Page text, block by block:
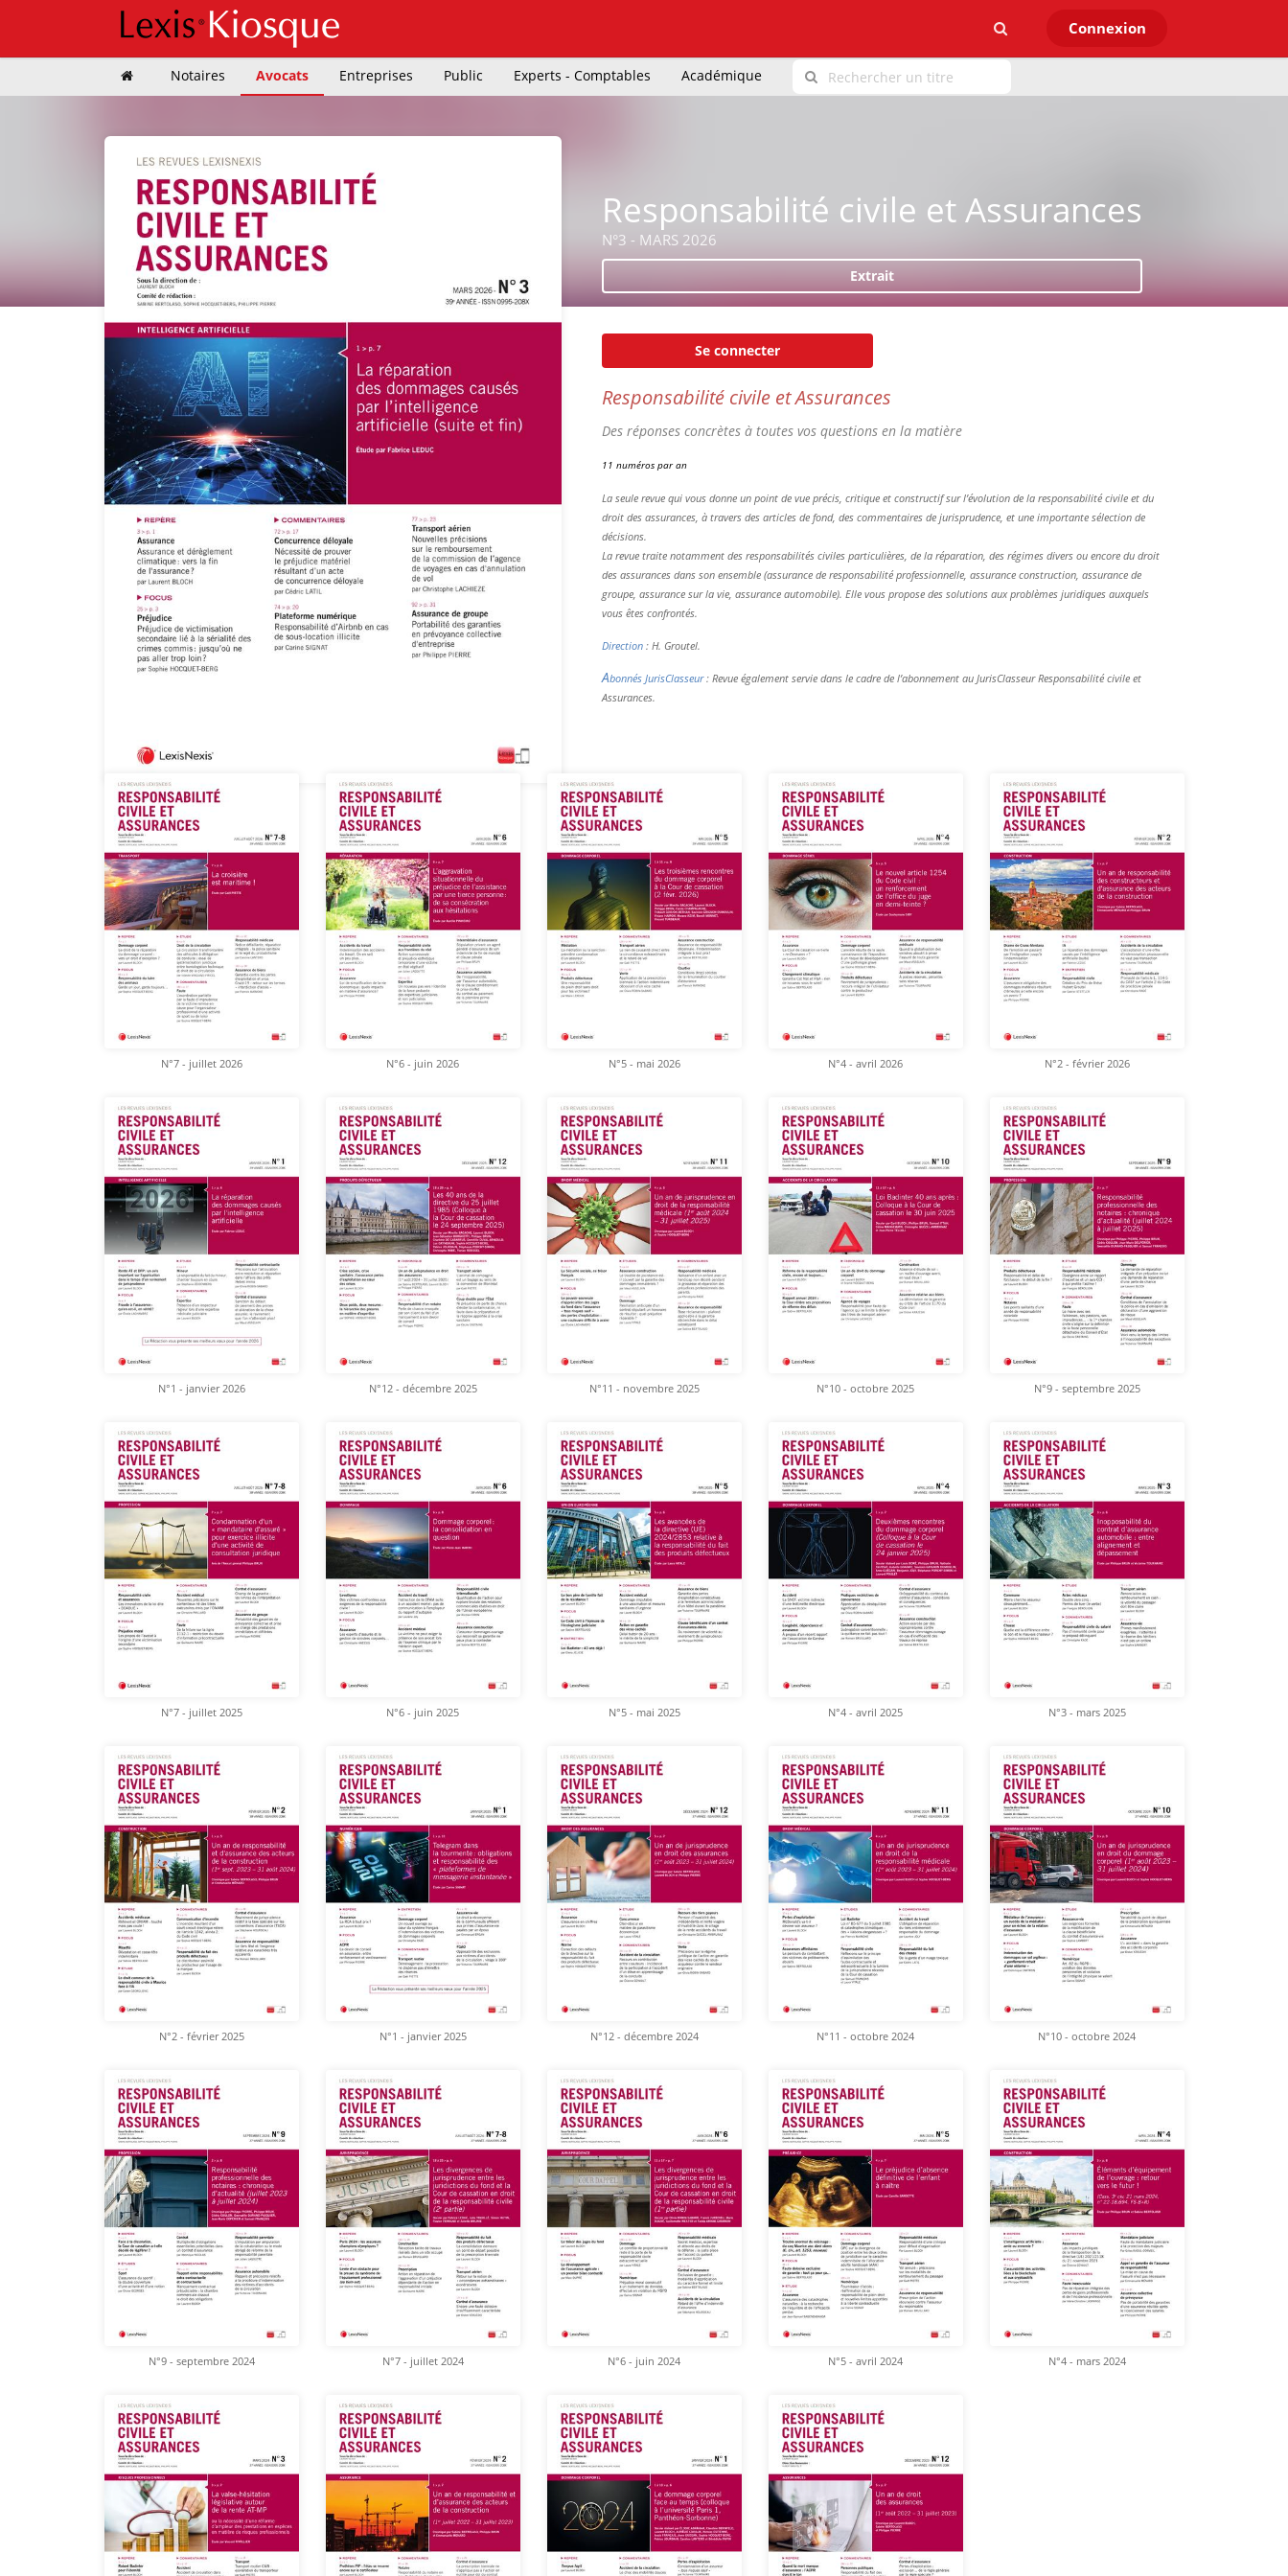
Connexion
Notaires Avocats Entreprises Public Experts - Comptables Académique
Responsabilité civile et Assurances
N°3 - MARS 2026
Extrait
Se connecter
Responsabilité civile et Assurances
Des réponses concrètes à toutes vos questions en la matière
11 numéros par an
La seule revue qui vous donne un point de vue précis, critique et constructif sur l’évolution de la responsabilité civile et du
droit des assurances, à travers des articles de fond, des commentaires de jurisprudence, et une importante sélection de
décisions.
La revue traite notamment des responsabilités civiles particulières, de la réparation, des régimes divers ou encore du droit
des assurances dans son ensemble (assurance de responsabilité professionnelle, assurance construction, assurance de
groupe, assurance sur la vie, assurance automobile). Elle vous propose des solutions aux problèmes juridiques auxquels
vous êtes confrontés.
Direction: H. Groutel.
Abonnés JurisClasseur: Revue également servie dans le cadre de l’abonnement au JurisClasseur Responsabilité civile et
Assurances.
N°7 - juillet 2026 N°6 - juin 2026 N°5 - mai 2026 N°4 - avril 2026 N°2 - février 2026
N°1 - janvier 2026 N°12 - décembre 2025 N°11 - novembre 2025 N°10 - octobre 2025 N°9 - septembre 2025
N°7 - juillet 2025 N°6 - juin 2025 N°5 - mai 2025 N°4 - avril 2025 N°3 - mars 2025
N°2 - février 2025 N°1 - janvier 2025 N°12 - décembre 2024 N°11 - octobre 2024 N°10 - octobre 2024
N°9 - septembre 2024 N°7 - juillet 2024 N°6 - juin 2024 N°5 - avril 2024 N°4 - mars 2024